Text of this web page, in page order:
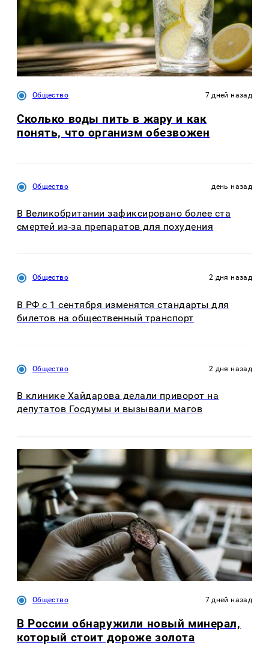
Общество 7 дней назад
Сколько воды пить в жару и как
понять, что организм обезвожен
Общество день назад
В Великобритании зафиксировано более ста
смертей из-за препаратов для похудения
Общество 2 дня назад
В РФ с 1 сентября изменятся стандарты для
билетов на общественный транспорт
Общество 2 дня назад
В клинике Хайдарова делали приворот на
депутатов Госдумы и вызывали магов
Общество 7 дней назад
В России обнаружили новый минерал,
который стоит дороже золота